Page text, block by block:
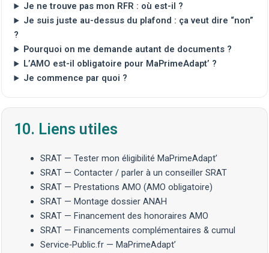
Je ne trouve pas mon RFR : où est-il ?
Je suis juste au-dessus du plafond : ça veut dire “non”
?
Pourquoi on me demande autant de documents ?
L’AMO est-il obligatoire pour MaPrimeAdapt’ ?
Je commence par quoi ?
10. Liens utiles
SRAT — Tester mon éligibilité MaPrimeAdapt’
SRAT — Contacter / parler à un conseiller SRAT
SRAT — Prestations AMO (AMO obligatoire)
SRAT — Montage dossier ANAH
SRAT — Financement des honoraires AMO
SRAT — Financements complémentaires & cumul
Service‑Public.fr — MaPrimeAdapt’